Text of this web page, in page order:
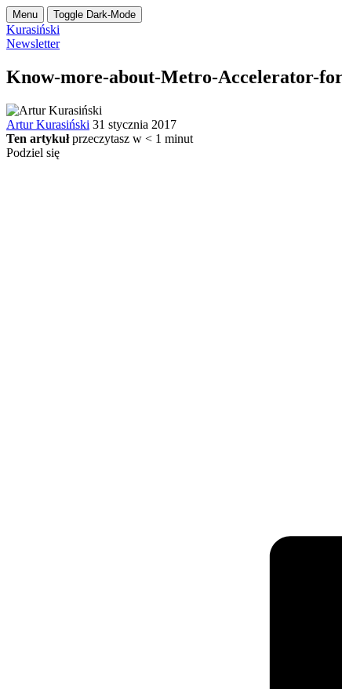
Menu Toggle Dark-Mode
Kurasiński
Newsletter
Know-more-about-Metro-Accelerator-
Artur Kurasiński 31 stycznia 2017
Ten artykuł przeczytasz w < 1 minut
Podziel się